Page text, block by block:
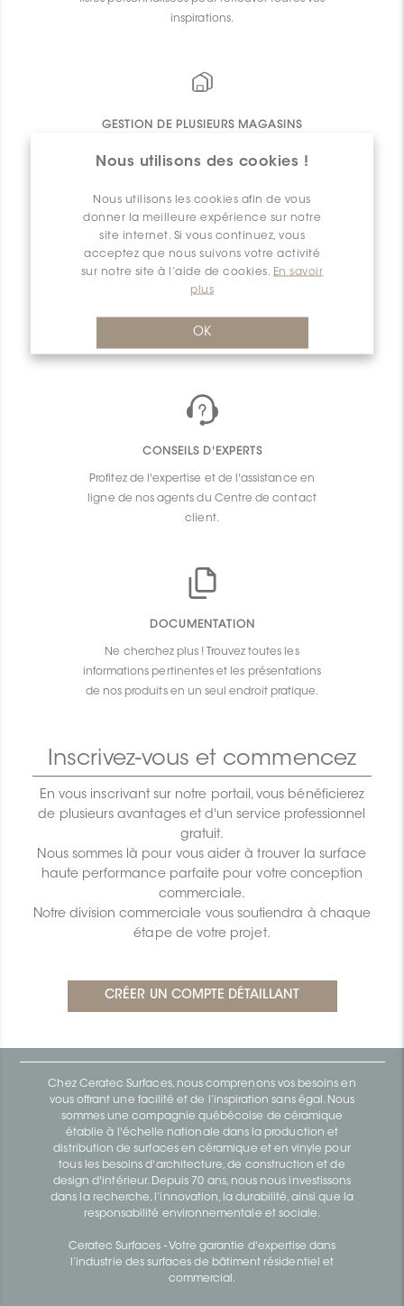
Nous utilisons des cookies !
Nous utilisons les cookies afin de vous
donner la meilleure expérience sur notre
site internet. Si vous continuez, vous
acceptez que nous suivons votre activité
sur notre site à l’aide de cookies. En savoir
plus
OK
inspirations.
GESTION DE PLUSIEURS MAGASINS
PRIX NETS
Planifiez mieux votre budget en vous référant à
CONSEILS D'EXPERTS
Profitez de l'expertise et de l'assistance en
ligne de nos agents du Centre de contact
client.
DOCUMENTATION
Ne cherchez plus ! Trouvez toutes les
informations pertinentes et les présentations
de nos produits en un seul endroit pratique.
Inscrivez-vous et commencez
En vous inscrivant sur notre portail, vous bénéficierez
de plusieurs avantages et d'un service professionnel
gratuit.
Nous sommes là pour vous aider à trouver la surface
haute performance parfaite pour votre conception
commerciale.
Notre division commerciale vous soutiendra à chaque
étape de votre projet.
Chez Ceratec Surfaces, nous comprenons vos besoins en
vous offrant une facilité et de l’inspiration sans égal. Nous
sommes une compagnie québécoise de céramique
établie à l'échelle nationale dans la production et
distribution de surfaces en céramique et en vinyle pour
tous les besoins d'architecture, de construction et de
design d'intérieur. Depuis 70 ans, nous nous investissons
dans la recherche, l’innovation, la durabilité, ainsi que la
responsabilité environnementale et sociale.
Ceratec Surfaces - Votre garantie d'expertise dans
l’industrie des surfaces de bâtiment résidentiel et
commercial.